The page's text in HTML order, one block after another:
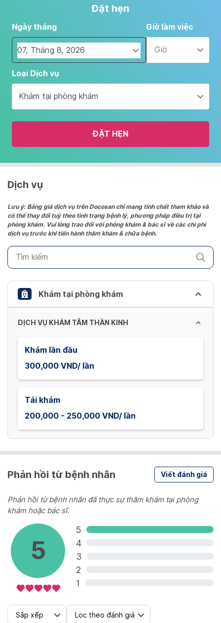
Đặt hẹn
Ngày tháng
Navigate
forward
interact
with
the
and
date.
the
question
mark
to
keyboard
shortcuts
changing
Giờ làm việc
Giờ
Loại Dịch vụ
Khám tại phòng khám
ĐẶT HẸN
Dịch vụ
Lưu ý: Bảng giá dịch vụ trên Docosan chỉ mang tính chất tham khảo và
có thể thay đổi tuỳ theo tình trạng bệnh lý, phương pháp điều trị tại
phòng khám. Vui lòng trao đổi với phòng khám & bác sĩ về các chi phí
dịch vụ trước khi tiến hành thăm khám & chữa bệnh.
Khám tại phòng khám
DỊCH VỤ KHÁM TÂM THẦN KINH
Khám lần đầu
300,000 VND/ lần
Tái khám
200,000 - 250,000 VND/ lần
Phản hồi từ bệnh nhân Viết đánh giá
Phản hồi từ bệnh nhân đã thực sự thăm khám tại phòng
khám hoặc bác sĩ.
5
5
4
3
2
1
Sắp xếp Lọc theo đánh giá